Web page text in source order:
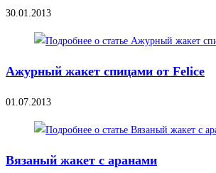
30.01.2013
Ажурный жакет спицами от Felice
01.07.2013
Вязаный жакет с аранами